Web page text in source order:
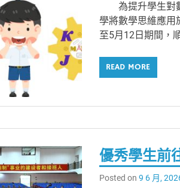
為提升學生對數
學將數學思維應用
至5月12日期間，
READ MORE
優秀學生前
Posted on9 6 月,